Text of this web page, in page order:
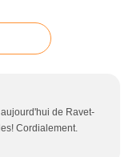
de Ravet-
Cordialement.